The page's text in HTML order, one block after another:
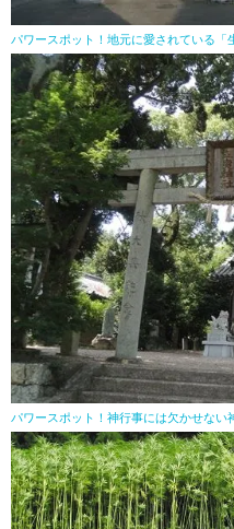
パワースポット！地元に愛されている「
パワースポット！神行事には欠かせない